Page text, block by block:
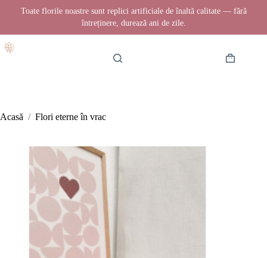
Toate florile noastre sunt replici artificiale de înaltă calitate — fără
întreținere, durează ani de zile.
la
Coș
Acasă / Flori eterne în vrac